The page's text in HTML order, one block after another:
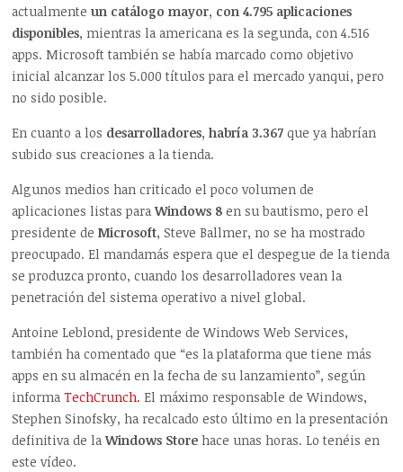
actualmenteun catálogo mayor, con 4.795 aplicaciones
disponibles, mientras la americana es la segunda, con 4.516
apps. Microsoft también se había marcado como objetivo
inicial alcanzar los 5.000 títulos para el mercado yanqui, pero
no sido posible.
En cuanto a los desarrolladores, habría 3.367 que ya habrían
subido sus creaciones a la tienda.
Algunos medios han criticado el poco volumen de
aplicaciones listas paraWindows 8 en su bautismo, pero el
presidente deMicrosoft, Steve Ballmer, no se ha mostrado
preocupado. El mandamás espera que el despegue de la tienda
se produzca pronto, cuando los desarrolladores vean la
penetración del sistema operativo a nivel global.
Antoine Leblond, presidente de Windows Web Services,
también ha comentado que “es la plataforma que tiene más
apps en su almacén en la fecha de su lanzamiento”, según
informaTechCrunch. El máximo responsable de Windows,
Stephen Sinofsky, ha recalcado esto último en la presentación
definitiva de laWindows Store hace unas horas. Lo tenéis en
este vídeo.